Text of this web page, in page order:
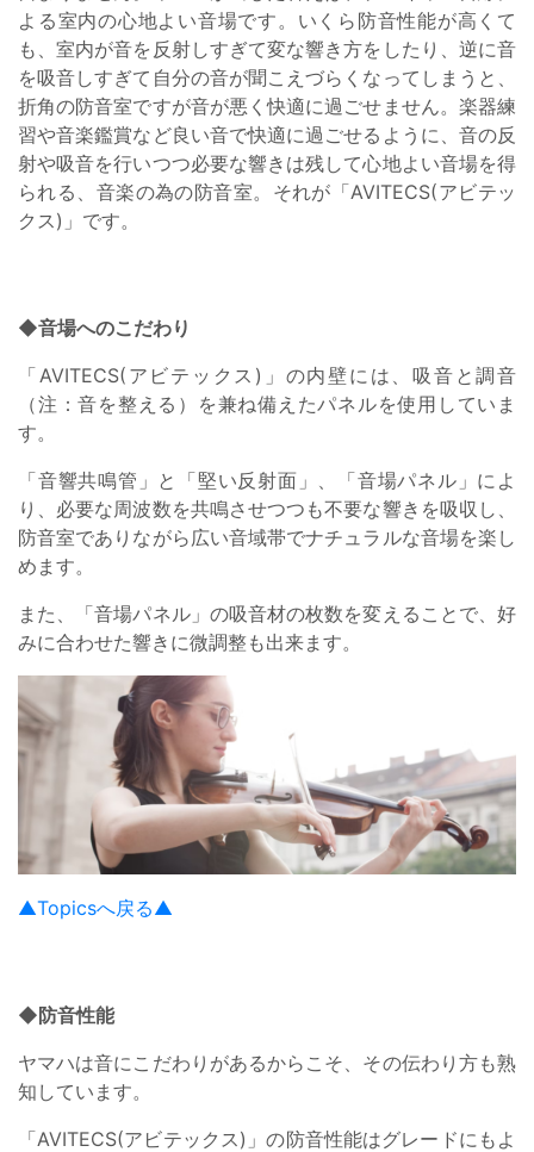
よる室内の心地よい音場です。いくら防音性能が高くて
も、室内が音を反射しすぎて変な響き方をしたり、逆に音
を吸音しすぎて自分の音が聞こえづらくなってしまうと、
折角の防音室ですが音が悪く快適に過ごせません。楽器練
習や音楽鑑賞など良い音で快適に過ごせるように、音の反
射や吸音を行いつつ必要な響きは残して心地よい音場を得
られる、音楽の為の防音室。それが「AVITECS(アビテッ
クス)」です。
◆音場へのこだわり
「AVITECS(アビテックス)」の内壁には、吸音と調音
（注：音を整える）を兼ね備えたパネルを使用していま
す。
「音響共鳴管」と「堅い反射面」、「音場パネル」によ
り、必要な周波数を共鳴させつつも不要な響きを吸収し、
防音室でありながら広い音域帯でナチュラルな音場を楽し
めます。
また、「音場パネル」の吸音材の枚数を変えることで、好
みに合わせた響きに微調整も出来ます。
▲Topicsへ戻る▲
◆防音性能
ヤマハは音にこだわりがあるからこそ、その伝わり方も熟
知しています。
「AVITECS(アビテックス)」の防音性能はグレードにもよ